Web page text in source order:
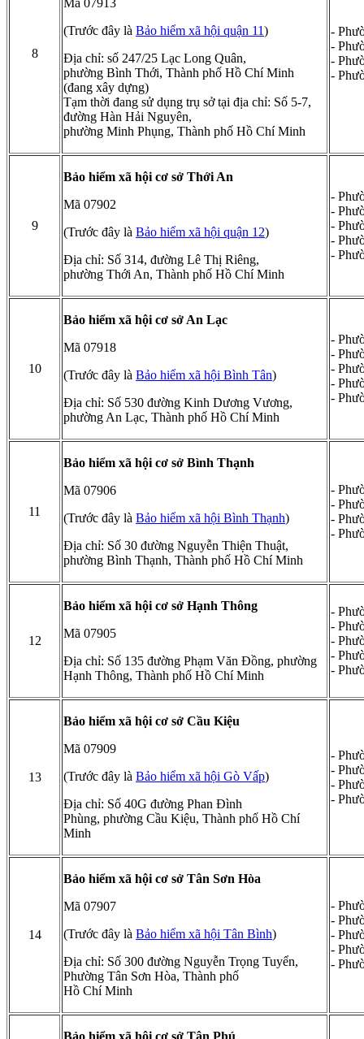
8
(Trước đây là Bảo hiểm xã hội quận 11)
Địa chỉ: số 247/25 Lạc Long Quân,
phường Bình Thới, Thành phố Hồ Chí Minh
(đang xây dựng)
Tạm thời đang sử dụng trụ sở tại địa chỉ: Số 5-7,
đường Hàn Hải Nguyên,
phường Minh Phụng, Thành phố Hồ Chí Minh
-
-
-
-
9
Bảo hiểm xã hội cơ sở Thới An
Mã 07902
(Trước đây là Bảo hiểm xã hội quận 12)
Địa chỉ: Số 314, đường Lê Thị Riêng,
phường Thới An, Thành phố Hồ Chí Minh
-
-
-
-
-
10
Bảo hiểm xã hội cơ sở An Lạc
Mã 07918
(Trước đây là Bảo hiểm xã hội Bình Tân)
Địa chỉ: Số 530 đường Kinh Dương Vương,
phường An Lạc, Thành phố Hồ Chí Minh
-
-
-
-
-
11
Bảo hiểm xã hội cơ sở Bình Thạnh
Mã 07906
(Trước đây là Bảo hiểm xã hội Bình Thạnh)
Địa chỉ: Số 30 đường Nguyễn Thiện Thuật,
phường Bình Thạnh, Thành phố Hồ Chí Minh
-
-
-
-
12
Bảo hiểm xã hội cơ sở Hạnh Thông
Mã 07905
Địa chỉ: Số 135 đường Phạm Văn Đồng, phường
Hạnh Thông, Thành phố Hồ Chí Minh
-
-
-
-
-
13
Bảo hiểm xã hội cơ sở Cầu Kiệu
Mã 07909
(Trước đây là Bảo hiểm xã hội Gò Vấp)
Địa chỉ: Số 40G đường Phan Đình
Phùng, phường Cầu Kiệu, Thành phố Hồ Chí
Minh
-
-
-
-
14
Bảo hiểm xã hội cơ sở Tân Sơn Hòa
Mã 07907
(Trước đây là Bảo hiểm xã hội Tân Bình)
Địa chỉ: Số 300 đường Nguyễn Trọng Tuyển,
Phường Tân Sơn Hòa, Thành phố
Hồ Chí Minh
-
-
-
-
-
Bảo hiểm xã hội cơ sở Tân Phú